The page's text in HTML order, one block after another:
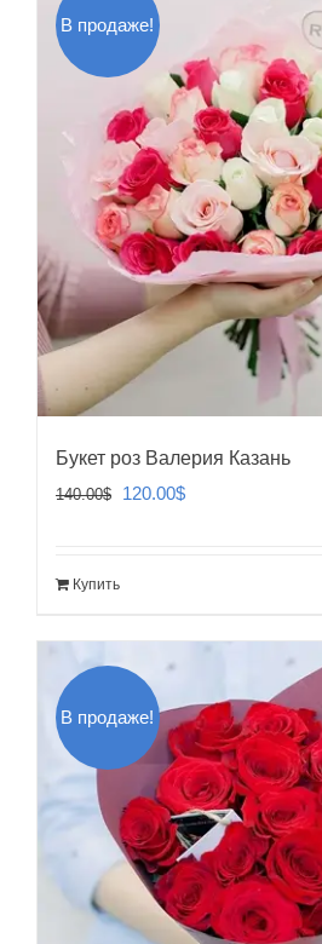
В продаже!
Букет роз Валерия Казань
140.00$
Первоначальная
120.00$Текущая
Купить
В продаже!